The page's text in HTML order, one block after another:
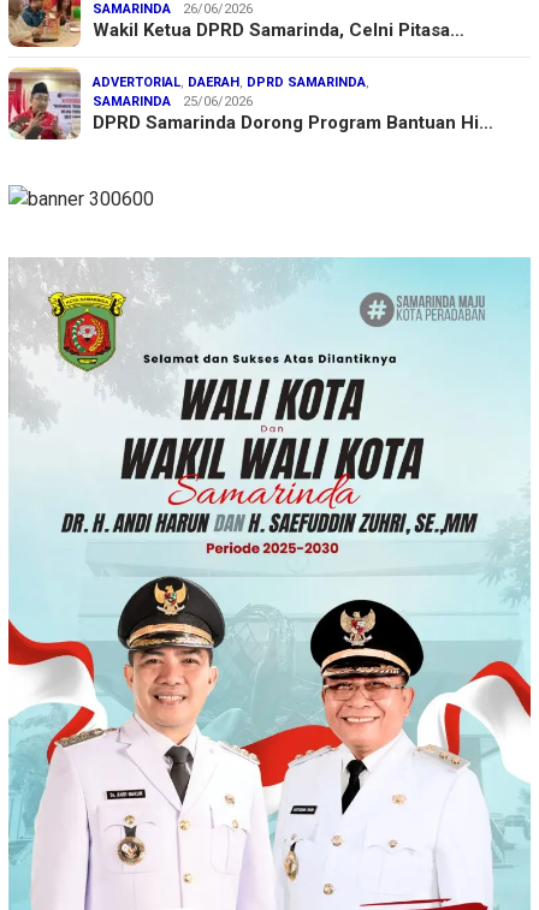
SAMARINDA
26/06/2026
Wakil Ketua DPRD Samarinda, Celni Pitasa…
ADVERTORIAL, DAERAH , DPRD SAMARINDA,
SAMARINDA
25/06/2026
DPRD Samarinda Dorong Program Bantuan Hi…